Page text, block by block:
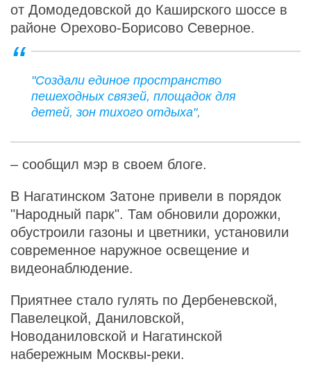
от Домодедовской до Каширского шоссе в
районе Орехово-Борисово Северное.
"Создали единое пространство
пешеходных связей, площадок для
детей, зон тихого отдыха",
– сообщил мэр в своем блоге.
В Нагатинском Затоне привели в порядок
"Народный парк". Там обновили дорожки,
обустроили газоны и цветники, установили
современное наружное освещение и
видеонаблюдение.
Приятнее стало гулять по Дербеневской,
Павелецкой, Даниловской,
Новоданиловской и Нагатинской
набережным Москвы-реки.